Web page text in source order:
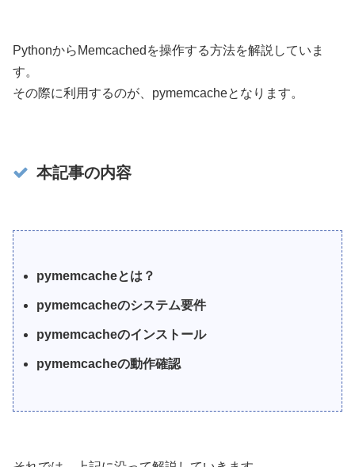
PythonからMemcachedを操作する方法を解説していま
す。
その際に利用するのが、pymemcacheとなります。
本記事の内容
pymemcacheとは？
pymemcacheのシステム要件
pymemcacheのインストール
pymemcacheの動作確認